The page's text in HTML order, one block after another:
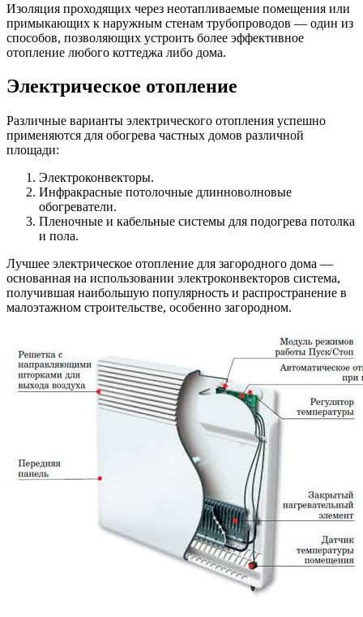
Изоляция проходящих через неотапливаемые помещения или
примыкающих к наружным стенам трубопроводов — один из
способов, позволяющих устроить более эффективное
отопление любого коттеджа либо дома.
Электрическое отопление
Различные варианты электрического отопления успешно
применяются для обогрева частных домов различной
площади:
Электроконвекторы.
Инфракрасные потолочные длинноволновые
обогреватели.
Пленочные и кабельные системы для подогрева потолка
и пола.
Лучшее электрическое отопление для загородного дома —
основанная на использовании электроконвекторов система,
получившая наибольшую популярность и распространение в
малоэтажном строительстве, особенно загородном.